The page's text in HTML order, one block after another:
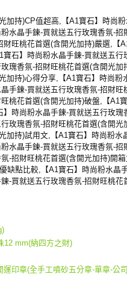
加持)CP值超高,【A1寶石】時尚
水晶手鍊-買就送五行玫瑰香氛-招
旺桃花首選(含開光加持)嚴選,【
石】時尚粉水晶手鍊-買就送五行
瑰香氛-招財旺桃花首選(含開光加
加持)心得分享,【A1寶石】時尚粉
手鍊-買就送五行玫瑰香氛-招財旺
桃花首選(含開光加持)破盤,【A1
時尚粉水晶手鍊-買就送五行玫瑰
玫瑰香氛-招財旺桃花首選(含開光
加持)試用文,【A1寶石】時尚粉水
水晶手鍊-買就送五行玫瑰香氛-招
-招財旺桃花首選(含開光加持)開
缺點比較,【A1寶石】時尚粉水晶
-買就送五行玫瑰香氛-招財旺桃花
12 mm(納四方之財)
印章(全手工噴砂五分章-單章-公